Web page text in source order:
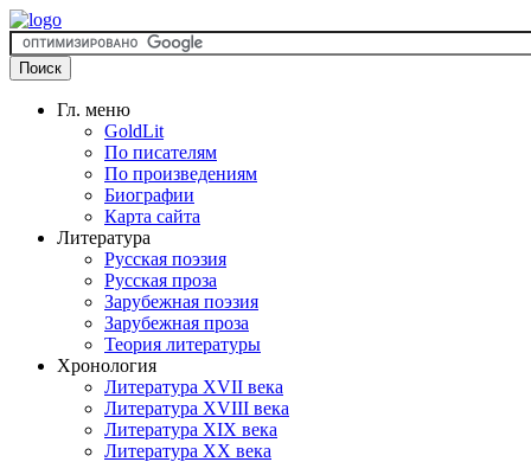
Гл. меню
GoldLit
По писателям
По произведениям
Биографии
Карта сайта
Литература
Русская поэзия
Русская проза
Зарубежная поэзия
Зарубежная проза
Теория литературы
Хронология
Литература XVII века
Литература XVIII века
Литература XIX века
Литература XX века